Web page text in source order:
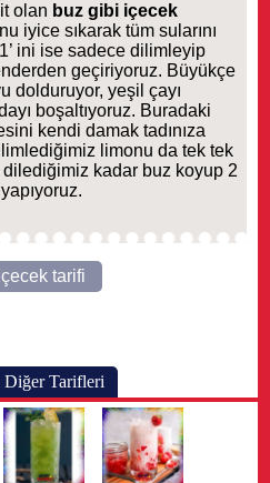
olan buz gibi içecek
iyice sıkarak tüm sularını
ini ise sadece dilimleyip
geçiriyoruz. Büyükçe
dolduruyor, yeşil çayı
boşaltıyoruz. Buradaki
kendi damak tadınıza
limonu da tek tek
kadar buz koyup 2
tarifi
Diğer Tarifleri